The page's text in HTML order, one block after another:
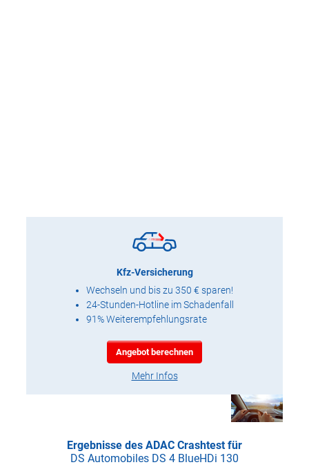
Kfz-Versicherung
Wechseln und bis zu 350 € sparen!
24-Stunden-Hotline im Schadenfall
91% Weiterempfehlungsrate
Angebot berechnen
Mehr Infos
Ergebnisse des ADAC Crashtest für
DS Automobiles DS 4 BlueHDi 130